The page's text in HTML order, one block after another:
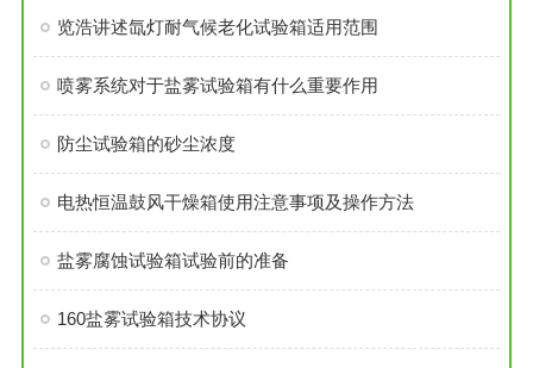
览浩讲述氙灯耐气候老化试验箱适用范围
喷雾系统对于盐雾试验箱有什么重要作用
防尘试验箱的砂尘浓度
电热恒温鼓风干燥箱使用注意事项及操作方法
盐雾腐蚀试验箱试验前的准备
160盐雾试验箱技术协议